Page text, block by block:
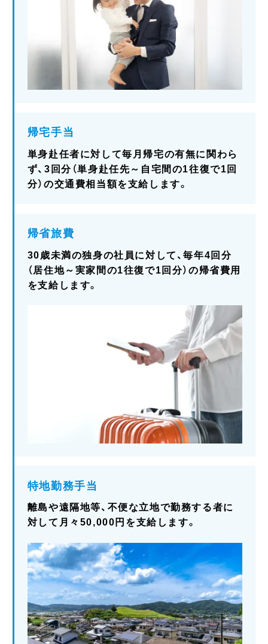
帰宅手当
単身赴任者に対して毎月帰宅の有無に関わら
ず、3回分（単身赴任先～自宅間の1往復で1回
分）の交通費相当額を支給します。
帰省旅費
30歳未満の独身の社員に対して、毎年4回分
（居住地～実家間の1往復で1回分）の帰省費用
を支給します。
特地勤務手当
離島や遠隔地等、不便な立地で勤務する者に
対して月々50,000円を支給します。